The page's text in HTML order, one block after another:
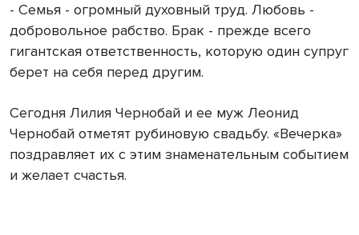
- Семья - огромный духовный труд. Любовь -
добровольное рабство. Брак - прежде всего
гигантская ответственность, которую один супруг
берет на себя перед другим.
Сегодня Лилия Чернобай и ее муж Леонид
Чернобай отметят рубиновую свадьбу. «Вечерка»
поздравляет их с этим знаменательным событием
и желает счастья.